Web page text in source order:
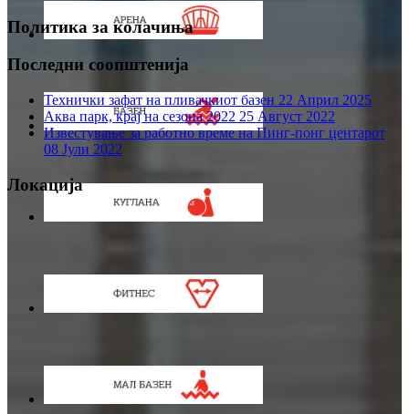
Политика за колачиња
Последни соопштенија
Технички зафат на пливачкиот базен 22 Април 2025
Аква парк, крај на сезона 2022 25 Август 2022
Известување за работно време на Пинг-понг центарот
08 Јули 2022
Локација